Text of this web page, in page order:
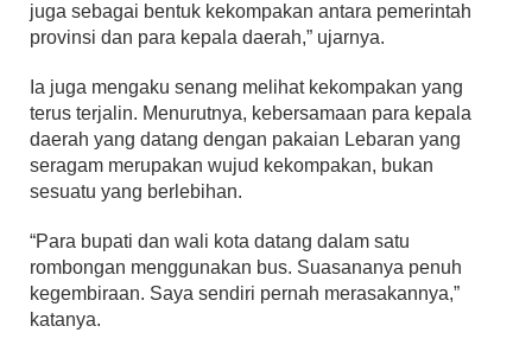
juga sebagai bentuk kekompakan antara pemerintah
provinsi dan para kepala daerah,” ujarnya.
Ia juga mengaku senang melihat kekompakan yang
terus terjalin. Menurutnya, kebersamaan para kepala
daerah yang datang dengan pakaian Lebaran yang
seragam merupakan wujud kekompakan, bukan
sesuatu yang berlebihan.
“Para bupati dan wali kota datang dalam satu
rombongan menggunakan bus. Suasananya penuh
kegembiraan. Saya sendiri pernah merasakannya,”
katanya.